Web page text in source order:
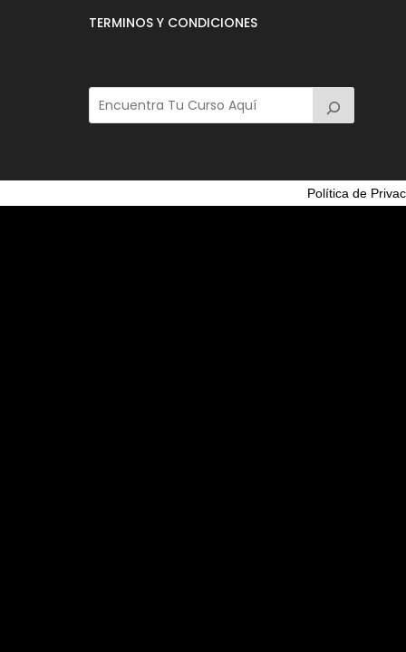
TERMINOS Y CONDICIONES
Política de